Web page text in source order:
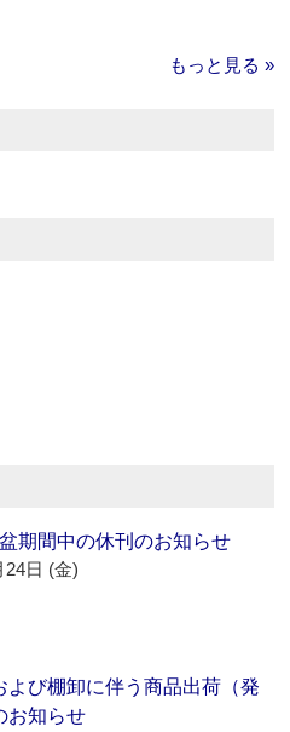
もっと見る »
期間中の休刊のお知らせ
24日 (金)
よび棚卸に伴う商品出荷（発
お知らせ